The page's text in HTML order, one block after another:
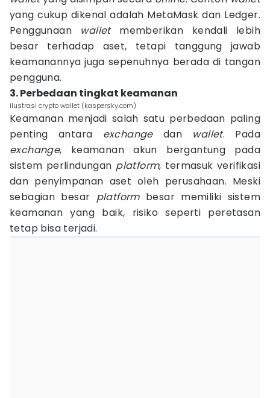
yang cukup dikenal adalah MetaMask dan Ledger.
Penggunaan wallet memberikan kendali lebih
besar terhadap aset, tetapi tanggung jawab
keamanannya juga sepenuhnya berada di tangan
pengguna.
3. Perbedaan tingkat keamanan
ilustrasi crypto wallet (kaspersky.com)
Keamanan menjadi salah satu perbedaan paling
penting antara exchangedan wallet. Pada
exchange, keamanan akun bergantung pada
sistem perlindungan platform, termasuk verifikasi
dan penyimpanan aset oleh perusahaan. Meski
sebagian besar platform besar memiliki sistem
keamanan yang baik, risiko seperti peretasan
tetap bisa terjadi.